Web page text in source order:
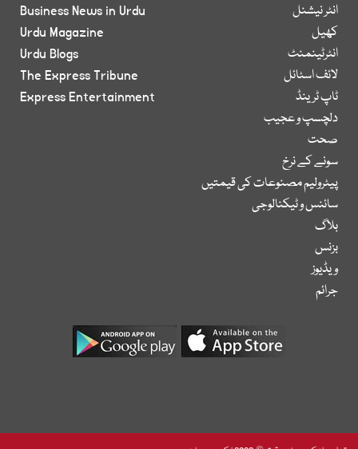
انٹر نیشنل
کھیل
انٹرٹینمنٹ
لائف اسٹائل
ٹاپ ٹرینڈ
دلچسپ و عجیب
صحت
سونے کے نرخ
پیٹرولیم مصنوعات کی قیمتیں
سائنس و ٹیکنالوجی
بلاگ
بزنس
ویڈیوز
جرائم
Business News in Urdu
Urdu Magazine
Urdu Blogs
The Express Tribune
Express Entertainment